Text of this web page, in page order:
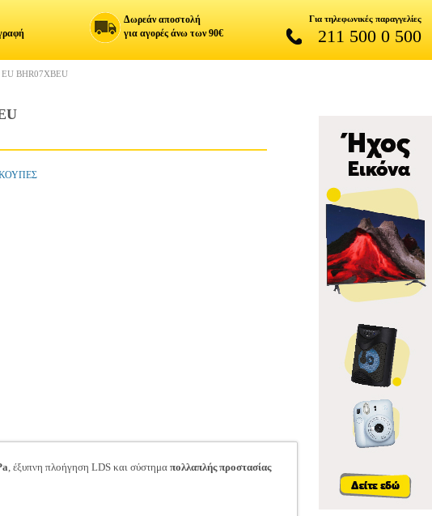
Δωρεάν αποστολή
για αγορές άνω των 90€
Για τηλεφωνικές παραγγελίες
211 500 0 500
BHR07XBEU
, έξυπνη πλοήγηση LDS και σύστημα πολλαπλής προστασίας